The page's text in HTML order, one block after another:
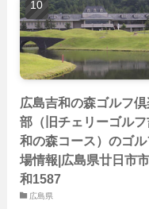
広島吉和の森ゴルフ
部（旧チェリーゴルフ
和の森コース）のゴル
場情報|広島県廿日市
和1587
広島県